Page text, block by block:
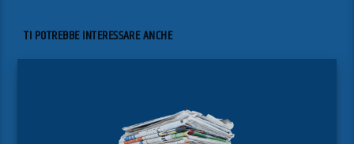
TI POTREBBE INTERESSARE ANCHE